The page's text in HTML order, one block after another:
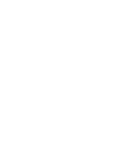
on new page
on new page
on new page
on new page
new page